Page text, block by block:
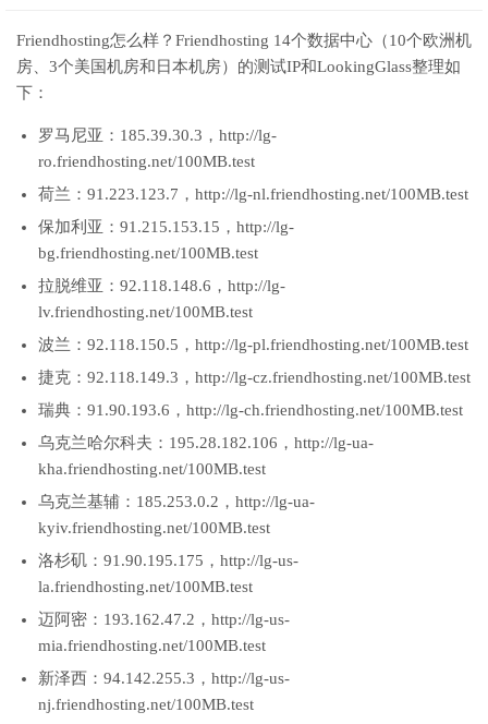
Friendhosting怎么样？Friendhosting 14个数据中心（10个欧洲机
房、3个美国机房和日本机房）的测试IP和LookingGlass整理如
下：
罗马尼亚：185.39.30.3，http://lg-
ro.friendhosting.net/100MB.test
荷兰：91.223.123.7，http://lg-nl.friendhosting.net/100MB.test
保加利亚：91.215.153.15，http://lg-
bg.friendhosting.net/100MB.test
拉脱维亚：92.118.148.6，http://lg-
lv.friendhosting.net/100MB.test
波兰：92.118.150.5，http://lg-pl.friendhosting.net/100MB.test
捷克：92.118.149.3，http://lg-cz.friendhosting.net/100MB.test
瑞典：91.90.193.6，http://lg-ch.friendhosting.net/100MB.test
乌克兰哈尔科夫：195.28.182.106，http://lg-ua-
kha.friendhosting.net/100MB.test
乌克兰基辅：185.253.0.2，http://lg-ua-
kyiv.friendhosting.net/100MB.test
洛杉矶：91.90.195.175，http://lg-us-
la.friendhosting.net/100MB.test
迈阿密：193.162.47.2，http://lg-us-
mia.friendhosting.net/100MB.test
新泽西：94.142.255.3，http://lg-us-
nj.friendhosting.net/100MB.test